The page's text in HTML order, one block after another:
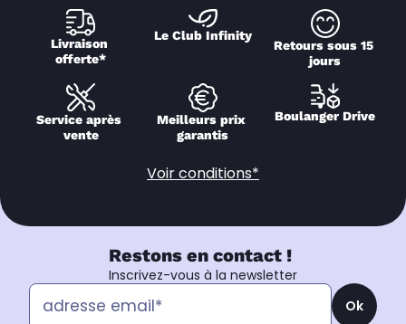
Livraison
offerte*
Le Club Infinity
Retours sous 15
jours
Service après
vente
Meilleurs prix
garantis
Boulanger Drive
Voir conditions*
Restons en contact !
Inscrivez-vous à la newsletter
Ok